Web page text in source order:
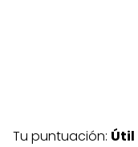
Tu puntuación: Útil